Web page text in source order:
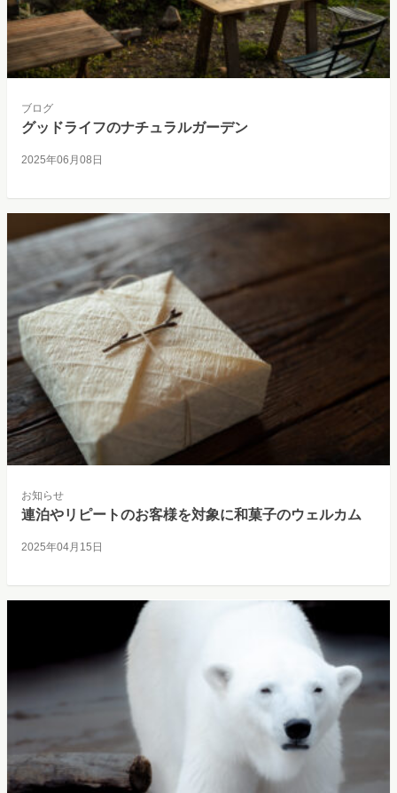
ブログ
グッドライフのナチュラルガーデン
2025年06月08日
お知らせ
連泊やリピートのお客様を対象に和菓子のウェルカム
2025年04月15日